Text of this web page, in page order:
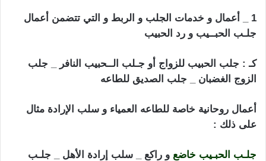
1 _ أعمال و خدمات الجلب و الربط و التي تتضمن أعمال
جلـب الحبــيب و رد الحبيب
كـ : جلب الحبيب للزواج أو جـلب الــحبيب النافر _ جلب
الزوج الغضبان _ جلب الصديق للطاعه
أعمال روحانية خاصة للطاعه العمياء و سلب الإرادة مثال
على ذلك :
جلـب الحبـيب خاضع و راكع _ سلب إرادة الأهل _ جلـب